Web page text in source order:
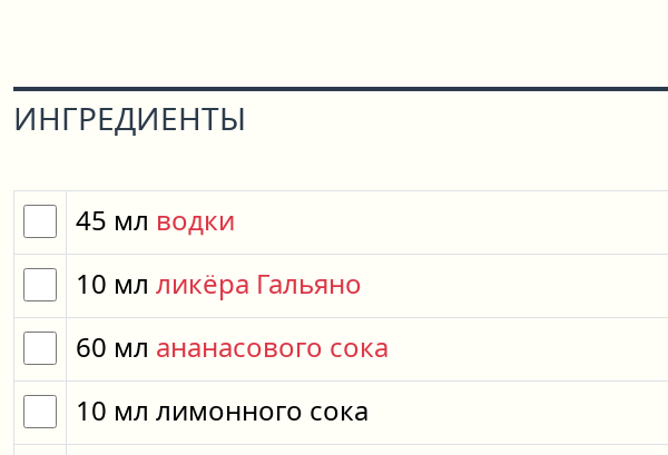
ИНГРЕДИЕНТЫ
45 мл водки
10 мл ликёра Гальяно
60 мл ананасового сока
10 мл лимонного сока